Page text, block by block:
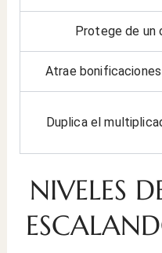
Protege de un
Atrae
Duplica el
NIVELES